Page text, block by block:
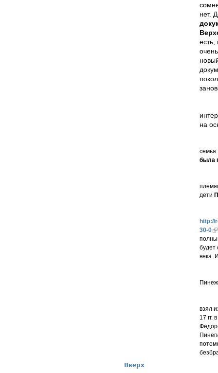
нет.
есть,
на
семья
была
дети
http://
30-0
будет
века.
взял
17 гг.
Вверх